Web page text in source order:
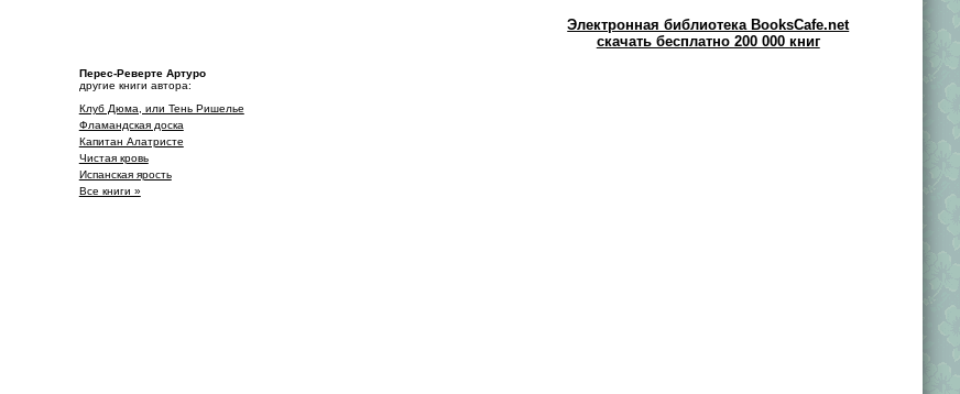
Перес-Реверте Артуро
другие книги автора:
Клуб Дюма, или Тень Ришелье
Фламандская доска
Капитан Алатристе
Чистая кровь
Испанская ярость
Все книги »
Электронная библиотека BooksCafe.net
скачать бесплатно 200 000 книг